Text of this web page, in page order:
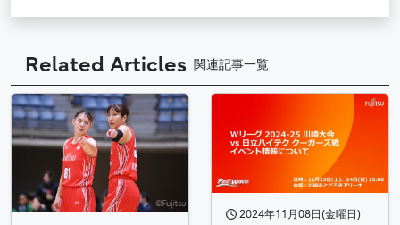
Related Articles 関連記事一覧
2024年11月08日(金曜日)